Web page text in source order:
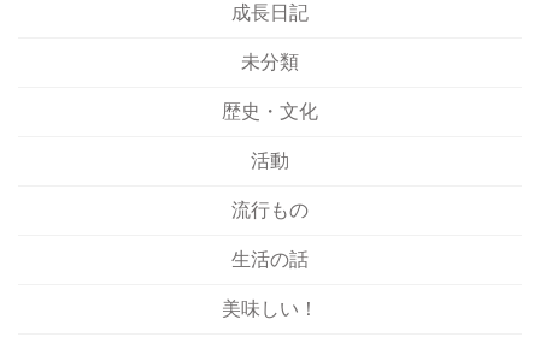
成長日記
未分類
歴史・文化
活動
流行もの
生活の話
美味しい！